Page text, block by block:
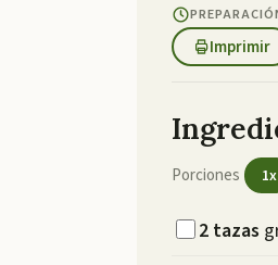
Imprimir
Porciones 1x
2 tazas